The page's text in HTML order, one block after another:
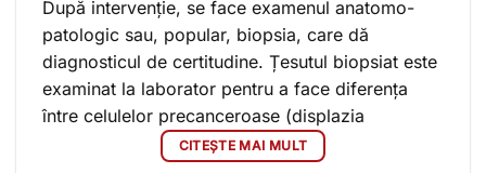
După intervenție, se face examenul anatomo-
patologic sau, popular, biopsia, care dă
diagnosticul de certitudine. Țesutul biopsiat este
examinat la laborator pentru a face diferența
între celulelor precanceroase (displazia
CITEȘTE MAI MULT